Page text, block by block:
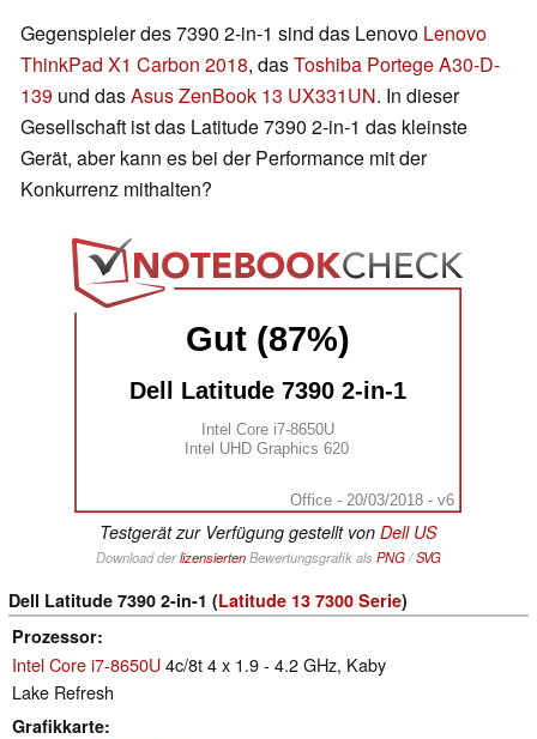
Gegenspieler des 7390 2-in-1 sind das Lenovo Lenovo
ThinkPad X1 Carbon 2018, dasToshiba Portege A30-D-
139 und dasAsus ZenBook 13 UX331UN. In dieser
Gesellschaft ist das Latitude 7390 2-in-1 das kleinste
Gerät, aber kann es bei der Performance mit der
Konkurrenz mithalten?
Gut (87%)
Dell Latitude 7390 2-in-1
Intel Core i7-8650U
Intel UHD Graphics 620
Office - 20/03/2018 - v6
Testgerät zur Verfügung gestellt von Dell US
Download derlizensiertenBewertungsgrafik als PNG/SVG
Dell Latitude 7390 2-in-1 (Latitude 13 7300 Serie)
Prozessor
Intel Core i7-8650U4c/8t 4 x 1.9 - 4.2 GHz, Kaby
Lake Refresh
Grafikkarte